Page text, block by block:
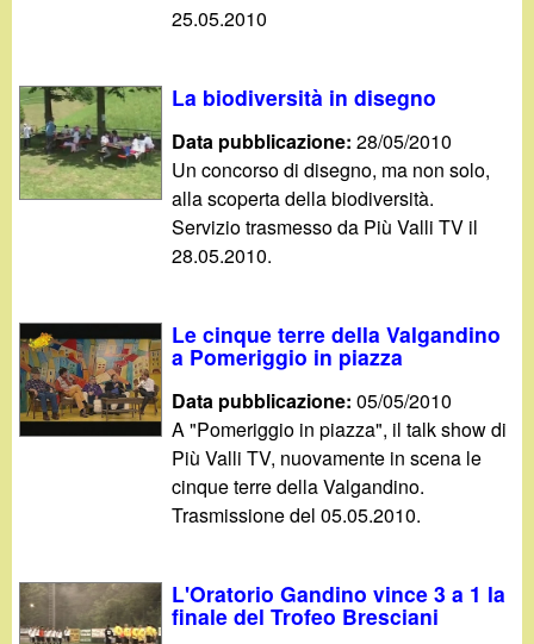
o
.
i
25.05.2010
La biodiversità in disegno
Data pubblicazione:28/05/2010
Un concorso di disegno, ma non solo,
alla scoperta della biodiversità.
Servizio trasmesso da Più Valli TV il
28.05.2010.
Le cinque terre della Valgandino
a Pomeriggio in piazza
Data pubblicazione:05/05/2010
A "Pomeriggio in piazza", il talk show di
Più Valli TV, nuovamente in scena le
cinque terre della Valgandino.
Trasmissione del 05.05.2010.
L'Oratorio Gandino vince 3 a 1 la
finale del Trofeo Bresciani